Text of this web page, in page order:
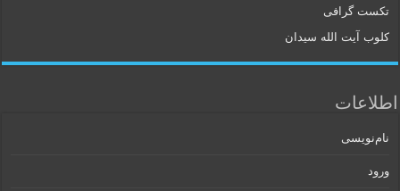
تکست گرافی
کلوب آیت الله سیدان
اطلاعات
نام‌نویسی
ورود